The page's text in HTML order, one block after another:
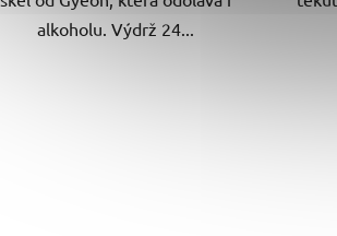
alkoholu. Výdrž 24...